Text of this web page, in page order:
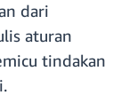
dari
aturan
tindakan